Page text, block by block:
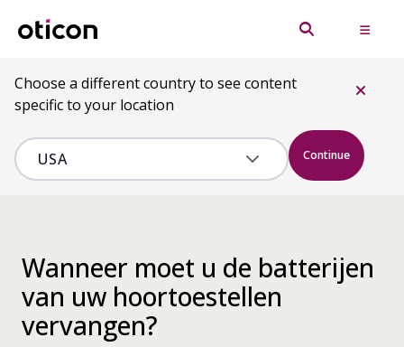
Choose a different country to see content
specific to your location
Continue
Wanneer moet u de batterijen
van uw hoortoestellen
vervangen?